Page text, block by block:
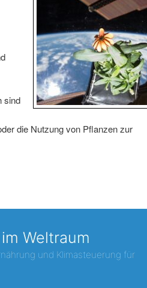
sind
die Nutzung von Pflanzen zur